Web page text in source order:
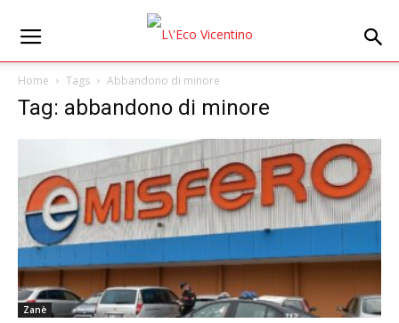
Home Tags Abbandono di minore
Tag: abbandono di minore
Zanè